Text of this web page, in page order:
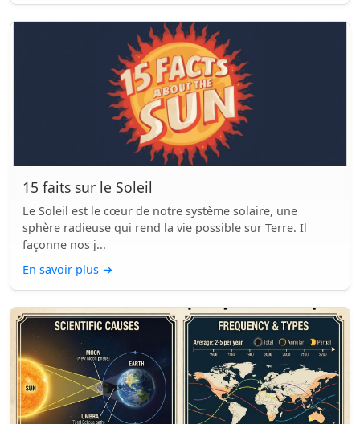
15 faits sur le Soleil
Le Soleil est le cœur de notre système solaire, une
sphère radieuse qui rend la vie possible sur Terre. Il
façonne nos j...
En savoir plus →